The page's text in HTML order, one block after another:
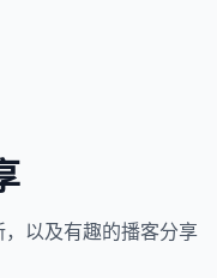
以及有趣的播客分享